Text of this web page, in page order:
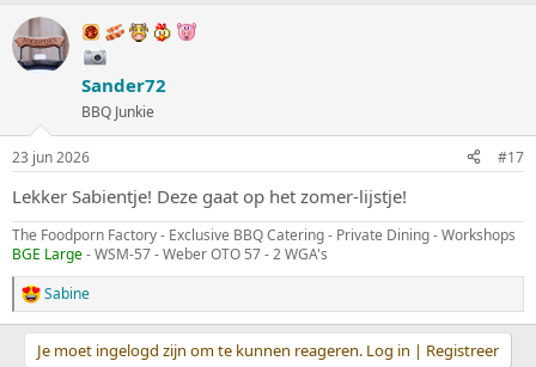
r
d
e
e
:
Sander72
BBQ Junkie
23 jun 2026 #17
Lekker Sabientje! Deze gaat op het zomer-lijstje!
The Foodporn Factory - Exclusive BBQ Catering - Private Dining - Workshops
BGE Large- WSM-57 - Weber OTO 57 - 2 WGA's
W
a
a
Sabine
Je moet ingelogd zijn om te kunnen reageren. Log in | Registreer